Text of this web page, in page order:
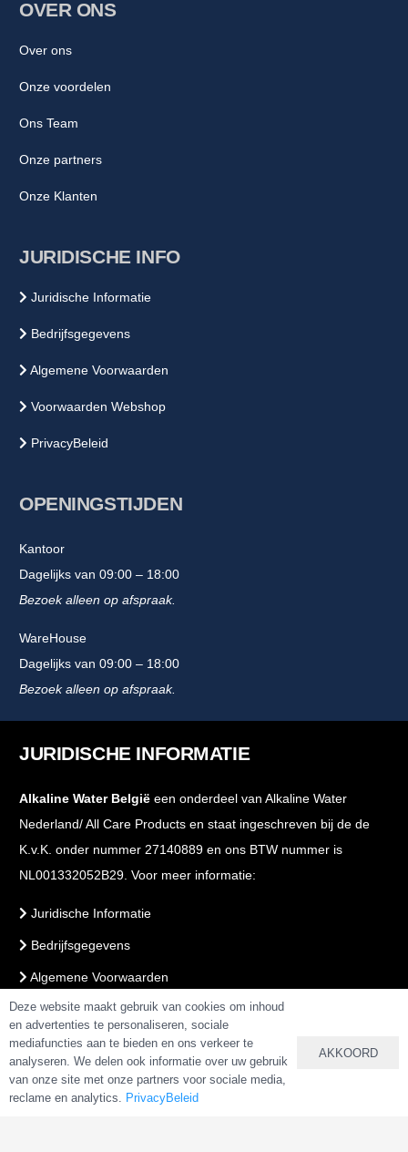
OVER ONS
Over ons
Onze voordelen
Ons Team
Onze partners
Onze Klanten
JURIDISCHE INFO
Juridische Informatie
Bedrijfsgegevens
Algemene Voorwaarden
Voorwaarden Webshop
PrivacyBeleid
OPENINGSTIJDEN
Kantoor
Dagelijks van 09:00 – 18:00
Bezoek alleen op afspraak.
WareHouse
Dagelijks van 09:00 – 18:00
Bezoek alleen op afspraak.
JURIDISCHE INFORMATIE
Alkaline Water België een onderdeel van Alkaline Water
Nederland/ All Care Products en staat ingeschreven bij de de
K.v.K. onder nummer 27140889 en ons BTW nummer is
NL001332052B29. Voor meer informatie:
Juridische Informatie
Bedrijfsgegevens
Algemene Voorwaarden
Voorwaarden Webshop
PrivacyBeleid
VEILIG BETALEN & BESTELLEN
Deze website maakt gebruik van cookies om inhoud
en advertenties te personaliseren, sociale
mediafuncties aan te bieden en ons verkeer te
analyseren. We delen ook informatie over uw gebruik
van onze site met onze partners voor sociale media,
reclame en analytics. PrivacyBeleid
AKKOORD